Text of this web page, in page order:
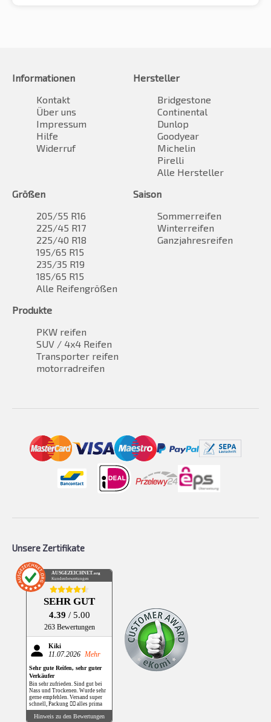
Informationen
Kontakt
Über uns
Impressum
Hilfe
Widerruf
Hersteller
Bridgestone
Continental
Dunlop
Goodyear
Michelin
Pirelli
Alle Hersteller
Größen
205/55 R16
225/45 R17
225/40 R18
195/65 R15
235/35 R19
185/65 R15
Alle Reifengrößen
Saison
Sommerreifen
Winterreifen
Ganzjahresreifen
Produkte
PKW reifen
SUV / 4x4 Reifen
Transporter reifen
motorradreifen
Unsere Zertifikate
AUSGEZEICHNET .org
Kundenbewertungen
SEHR GUT
4.39 / 5.00
263 Bewertungen
Kiki
11.07.2026 Mehr
Sehr gute Reifen, sehr guter
Verkäufer
Bin sehr zufrieden. Sind gut bei
Nass und Trockenen. Wurde sehr
gerne empfehlen. Versand super
schnell, Packung 👌🏻 alles prima
Hinweis zu den Bewertungen